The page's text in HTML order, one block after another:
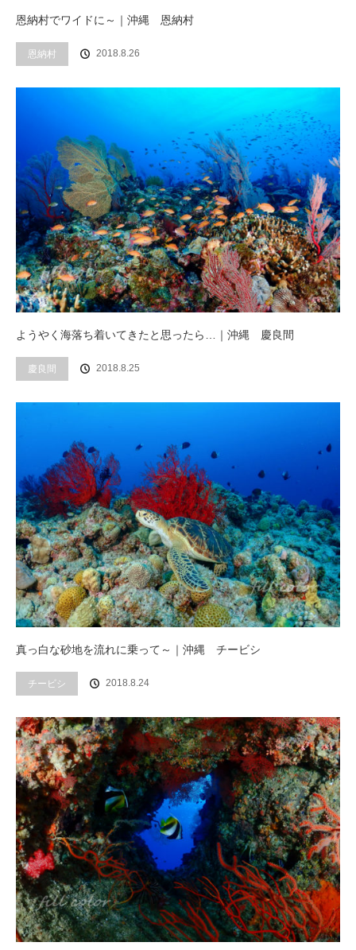
恩納村でワイドに～｜沖縄 恩納村
恩納村 2018.8.26
ようやく海落ち着いてきたと思ったら…｜沖縄 慶良間
慶良間 2018.8.25
真っ白な砂地を流れに乗って～｜沖縄 チービシ
チービシ 2018.8.24